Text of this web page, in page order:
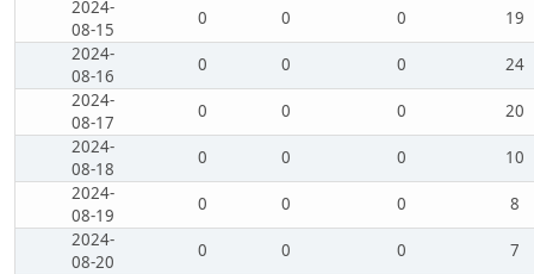
2024-
08-15
0 0 0
19
2024-
08-16
0 0 0
24
2024-
08-17
0 0 0
20
2024-
08-18
0 0 0
10
2024-
08-19
0 0 0
8
2024-
08-20
0 0 0
7